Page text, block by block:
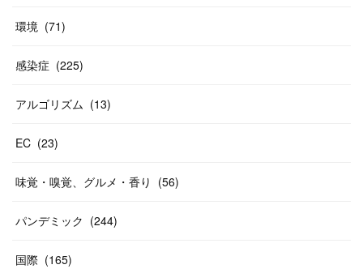
環境 (71)
感染症 (225)
アルゴリズム (13)
EC (23)
味覚・嗅覚、グルメ・香り (56)
パンデミック (244)
国際 (165)